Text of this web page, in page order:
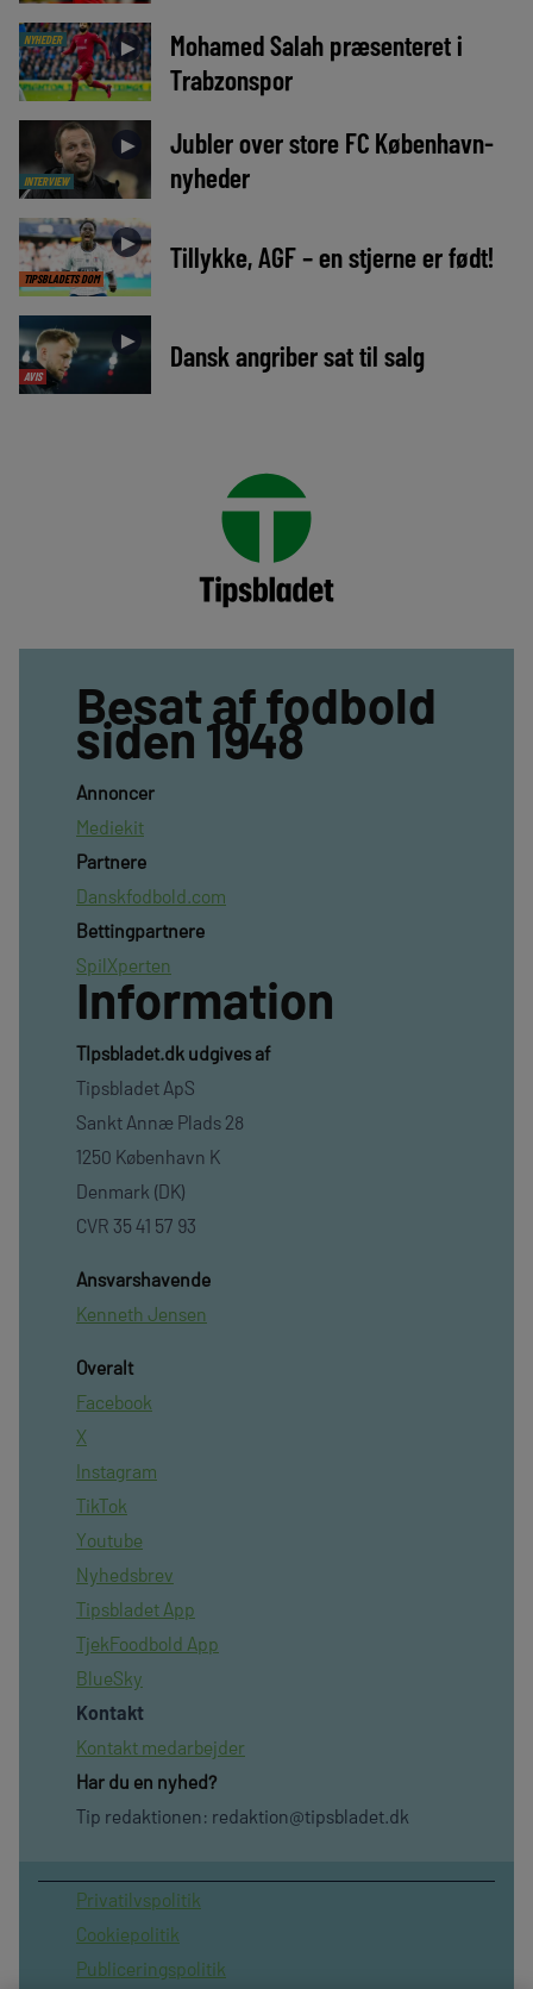
NYHEDER ►
Mohamed Salah præsenteret i
Trabzonspor
INTERVIEW
►
Jubler over store FC København-
nyheder
TIPSBLADETS DOM
► Tillykke, AGF – en stjerne er født!
AVIS
► Dansk angriber sat til salg
Besat af fodbold
siden 1948
Annoncer
Mediekit
Partnere
Danskfodbold.com
Bettingpartnere
SpilXperten
Information
TIpsbladet.dk udgives af
Tipsbladet ApS
Sankt Annæ Plads 28
1250 København K
Denmark (DK)
CVR 35 41 57 93
Ansvarshavende
Kenneth Jensen
Overalt
Facebook
X
Instagram
TikTok
Youtube
Nyhedsbrev
Tipsbladet App
TjekFoodbold App
BlueSky
Kontakt
Kontakt medarbejder
Har du en nyhed?
Tip redaktionen: redaktion@tipsbladet.dk
Privatilvspolitik
Cookiepolitik
Publiceringspolitik